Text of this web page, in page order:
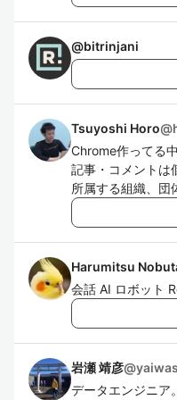
@bitrinjani
Tsuyoshi Horo@
Chrome作ってる
記事・コメントは
所属する組織、団
Harumitsu
会話 AI ロボット
岩瀬 靖彦@
データエンジニア